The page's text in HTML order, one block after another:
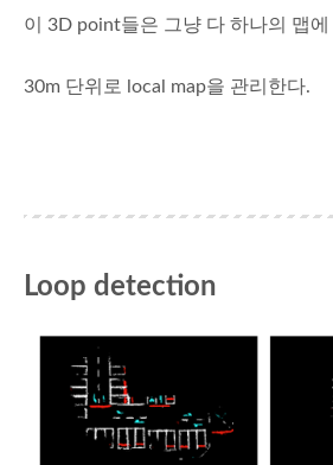
이 3D point들은 그냥 다 하나의 맵
30m 단위로 local map을 관리한다.
Loop detection